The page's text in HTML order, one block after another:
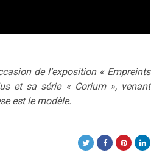
de l’exposition « Empreints
et sa série « Corium », venant
est le modèle.